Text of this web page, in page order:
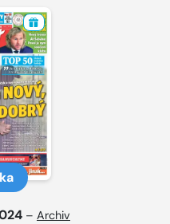
– Archiv